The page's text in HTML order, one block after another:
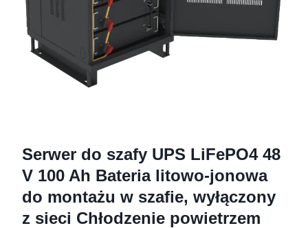
Serwer do szafy UPS LiFePO4 48
V 100 Ah Bateria litowo-jonowa
do montażu w szafie, wyłączony
z sieci Chłodzenie powietrzem